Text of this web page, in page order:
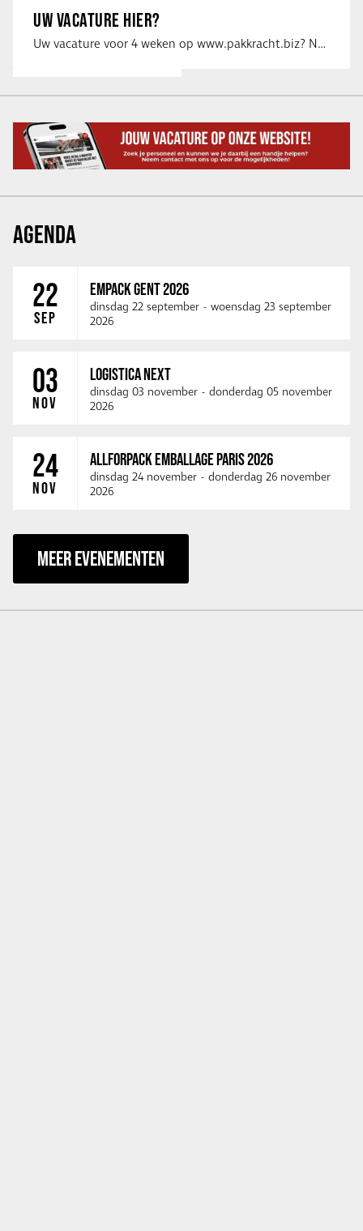
UW VACATURE HIER?
Uw vacature voor 4 weken op www.pakkracht.biz? Neem dan contact op met Yannick van …
AGENDA
22
SEP
EMPACK GENT 2026
dinsdag 22 september - woensdag 23 september
2026
03
NOV
LOGISTICA NEXT
dinsdag 03 november - donderdag 05 november
2026
24
NOV
ALLFORPACK EMBALLAGE PARIS 2026
dinsdag 24 november - donderdag 26 november
2026
MEER EVENEMENTEN